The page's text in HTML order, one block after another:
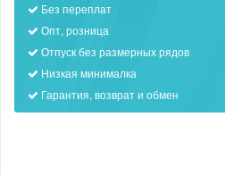
Без переплат
Опт, розница
Отпуск без размерных рядов
Низкая минималка
Гарантия, возврат и обмен